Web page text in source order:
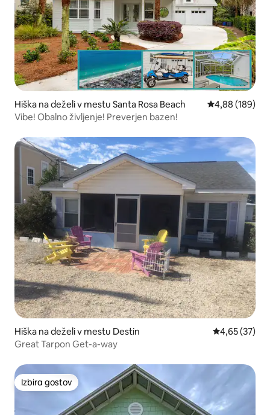
Hiška na deželi v mestu Santa Rosa Beach Povprečna
4,88 (189)
Vibe! Obalno življenje! Preverjen bazen!
Hiška na deželi v mestu Destin Povprečna
4,65 (37)
Great Tarpon Get-a-way
Izbira gostov
Izbira gostov